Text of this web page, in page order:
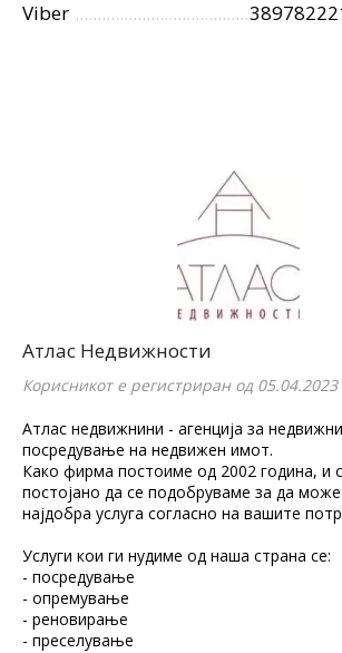
Viber
Атлас Недвижности
Корисникот е регистриран од 05.04.2023
Атлас недвижнини - агенција за
посредување на недвижен имот.
Како фирма постоиме од 2002 година, и
постојано да се подобруваме за да
најдобра услуга согласно на вашите
Услуги кои ги нудиме од наша страна се:
- посредување
- опремување
- реновирање
- преселување